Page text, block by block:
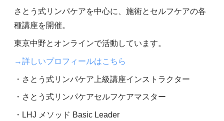
さとう式リンパケアを中心に、施術とセルフケアの各
種講座を開催。
東京中野とオンラインで活動しています。
→詳しいプロフィールはこちら
・さとう式リンパケア上級講座インストラクター
・さとう式リンパケアセルフケアマスター
・LHJ メソッド Basic Leader